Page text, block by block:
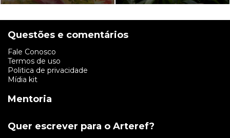
Questões e comentários
Fale Conosco
Termos de uso
Politica de privacidade
Mídia kit
Mentoria
Quer escrever para o Arteref?